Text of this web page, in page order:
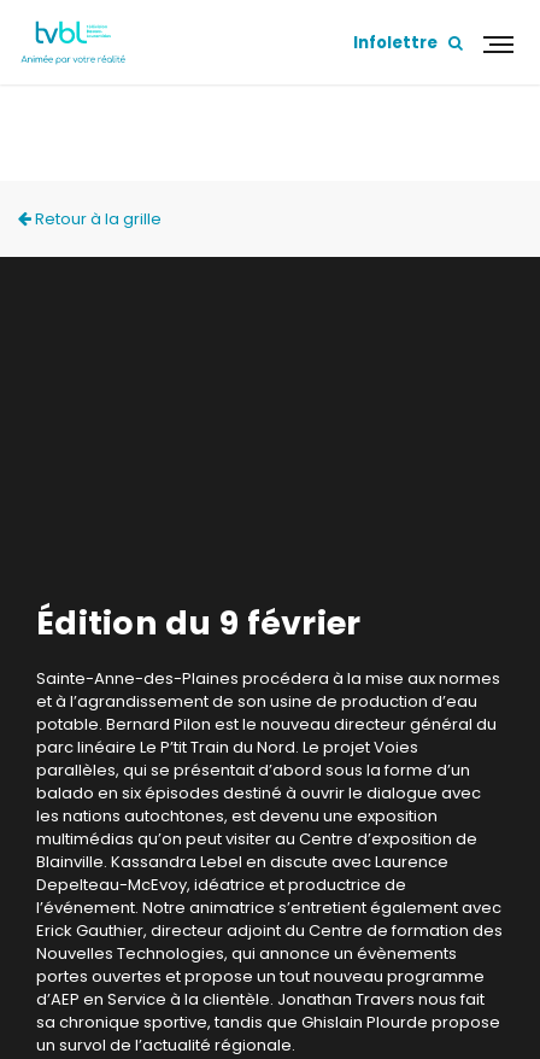
Infolettre
Retour à la grille
Édition du 9 février
Sainte-Anne-des-Plaines procédera à la mise aux normes
et à l’agrandissement de son usine de production d’eau
potable. Bernard Pilon est le nouveau directeur général du
parc linéaire Le P’tit Train du Nord. Le projet Voies
parallèles, qui se présentait d’abord sous la forme d’un
balado en six épisodes destiné à ouvrir le dialogue avec
les nations autochtones, est devenu une exposition
multimédias qu’on peut visiter au Centre d’exposition de
Blainville. Kassandra Lebel en discute avec Laurence
Depelteau-McEvoy, idéatrice et productrice de
l’événement. Notre animatrice s’entretient également avec
Erick Gauthier, directeur adjoint du Centre de formation des
Nouvelles Technologies, qui annonce un évènements
portes ouvertes et propose un tout nouveau programme
d’AEP en Service à la clientèle. Jonathan Travers nous fait
sa chronique sportive, tandis que Ghislain Plourde propose
un survol de l’actualité régionale.